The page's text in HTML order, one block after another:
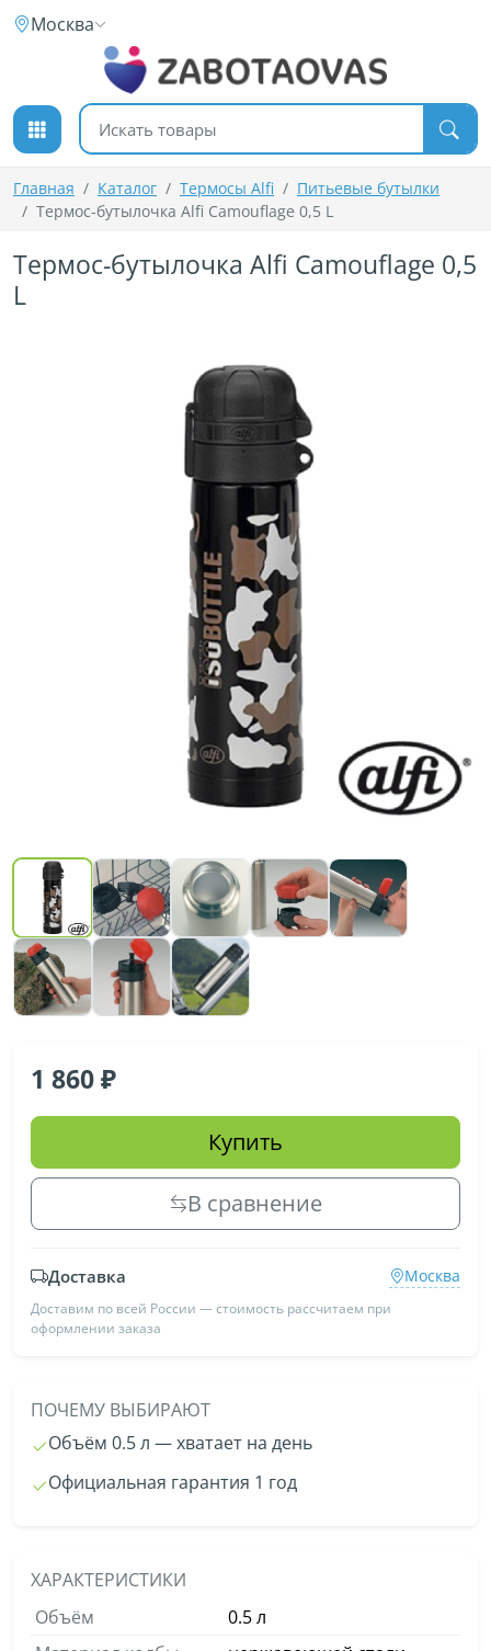
К содержимому
Москва
Поиск товаров
Главная Каталог Термосы Alfi
Питьевые бутылки
Термос-бутылочка Alfi Camouflage 0,5 L
Термос-бутылочка Alfi Camouflage 0,5
L
1 860
Купить
В сравнение
Доставка Москва
Доставим по всей России — стоимость рассчитаем при
оформлении заказа
ПОЧЕМУ ВЫБИРАЮТ
Объём 0.5 л — хватает на день
Официальная гарантия 1 год
ХАРАКТЕРИСТИКИ
Объём
0.5 л